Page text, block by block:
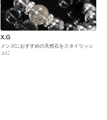
X.G
メンズにおすすめの天然石をスタイリッシ
ュに